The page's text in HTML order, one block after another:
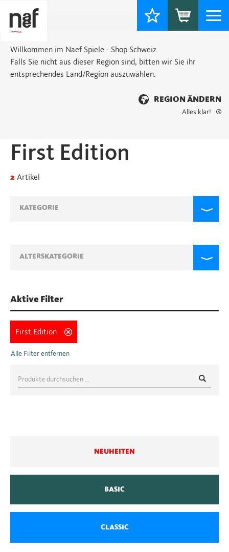
Willkommen im Naef Spiele - Shop Schweiz.
Falls Sie nicht aus dieser Region sind, bitten wir Sie ihr
entsprechendes Land/Region auszuwählen.
REGION ÄNDERN
Alles klar!
First Edition
2 Artikel
KATEGORIE
ALTERSKATEGORIE
Aktive Filter
First Edition
Suche
nach:
NEUHEITEN
BASIC
CLASSIC